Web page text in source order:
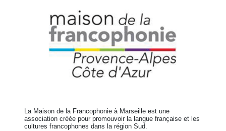
La Maison de la Francophonie à Marseille est une
association créée pour promouvoir la langue française et les
cultures francophones dans la région Sud.